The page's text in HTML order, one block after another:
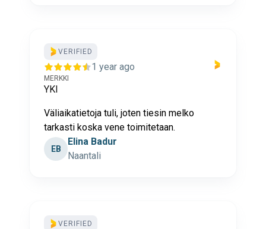
VERIFIED
1 year ago
MERKKI
YKI
Väliaikatietoja tuli, joten tiesin melko
tarkasti koska vene toimitetaan.
EB
Elina Badur
Naantali
VERIFIED